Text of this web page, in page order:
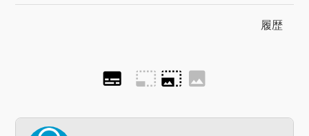
履歴
subtitles photo_size_select_small photo_size_select_large image